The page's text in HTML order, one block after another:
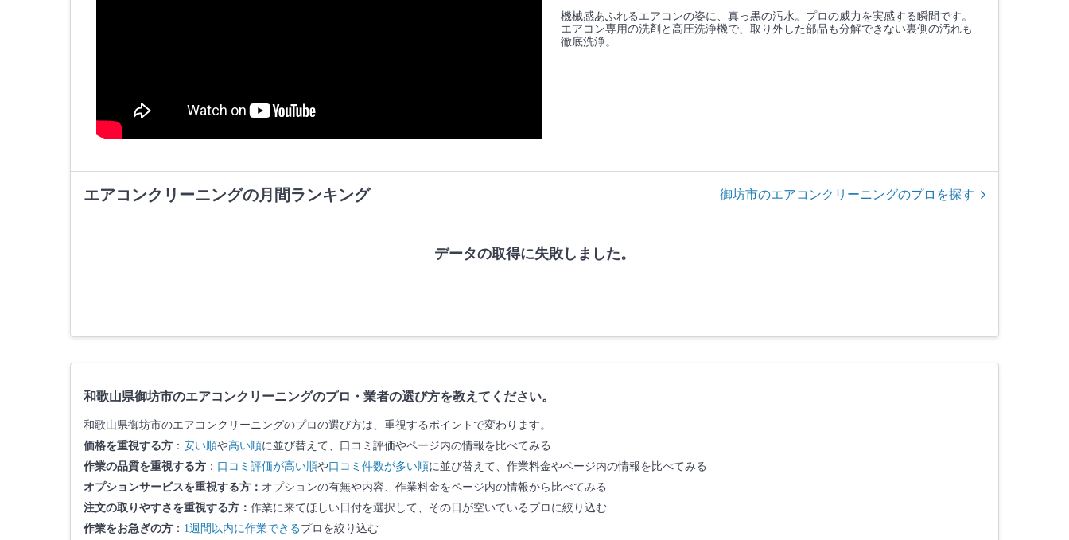
機械感あふれるエアコンの姿に、真っ黒の汚水。プロの威力を実感する瞬間です。
エアコン専用の洗剤と高圧洗浄機で、取り外した部品も分解できない裏側の汚れも
徹底洗浄。
エアコンクリーニングの月間ランキング 御坊市のエアコンクリーニングのプロを探す
データの取得に失敗しました。
和歌山県御坊市のエアコンクリーニングのプロ・業者の選び方を教えてください。
和歌山県御坊市のエアコンクリーニングのプロの選び方は、重視するポイントで変わります。
価格を重視する方 ： 安い順や高い順に並び替えて、口コミ評価やページ内の情報を比べてみる
作業の品質を重視する方 ： 口コミ評価が高い順や口コミ件数が多い順に並び替えて、作業料金やページ内の情報を比べてみる
オプションサービスを重視する方： オプションの有無や内容、作業料金をページ内の情報から比べてみる
注文の取りやすさを重視する方： 作業に来てほしい日付を選択して、その日が空いているプロに絞り込む
作業をお急ぎの方 ： 1週間以内に作業できるプロを絞り込む